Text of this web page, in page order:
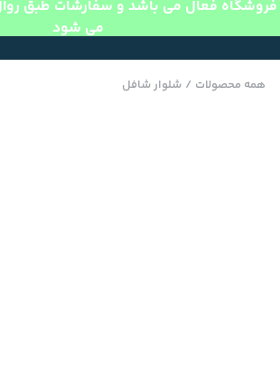
فروشگاه فعال می باشد و سفارشات طبق
می شود
همه محصولات / شلوار شافل